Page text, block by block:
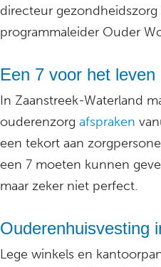
directeur
programmaleider Ouder
Een 7 voor het leven
In Zaanstreek-Waterland
ouderenzorg afspraken
een tekort aan
een 7 moeten kunnen
maar zeker niet perfect.
Ouderenhuisvesting
Lege winkels en